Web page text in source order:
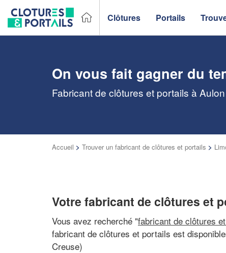
Clôtures Portails
On vous fait gagner du
Fabricant de clôtures et portails à
Accueil > Trouver un fabricant de clôtures et portails >
Votre fabricant de clôtures et
Vous avez recherché "fabricant de clôtures
fabricant de clôtures et portails est
Creuse)